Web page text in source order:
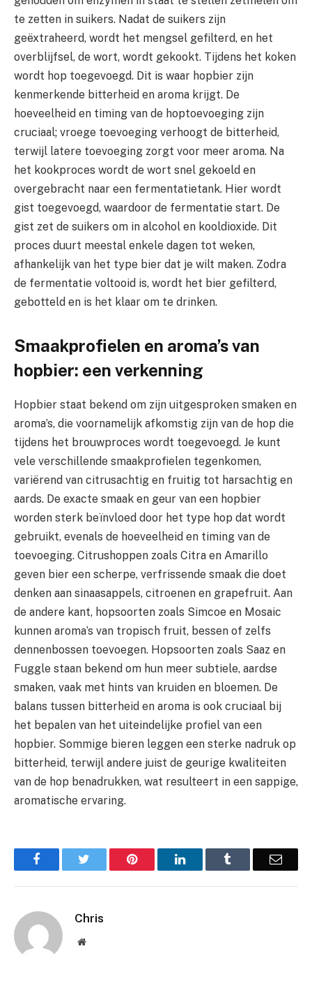
te zetten in suikers. Nadat de suikers zijn
geëxtraheerd, wordt het mengsel gefilterd, en het
overblijfsel, de wort, wordt gekookt. Tijdens het koken
wordt hop toegevoegd. Dit is waar hopbier zijn
kenmerkende bitterheid en aroma krijgt. De
hoeveelheid en timing van de hoptoevoeging zijn
cruciaal; vroege toevoeging verhoogt de bitterheid,
terwijl latere toevoeging zorgt voor meer aroma. Na
het kookproces wordt de wort snel gekoeld en
overgebracht naar een fermentatietank. Hier wordt
gist toegevoegd, waardoor de fermentatie start. De
gist zet de suikers om in alcohol en kooldioxide. Dit
proces duurt meestal enkele dagen tot weken,
afhankelijk van het type bier dat je wilt maken. Zodra
de fermentatie voltooid is, wordt het bier gefilterd,
gebotteld en is het klaar om te drinken.
Smaakprofielen en aroma’s van
hopbier: een verkenning
Hopbier staat bekend om zijn uitgesproken smaken en
aroma’s, die voornamelijk afkomstig zijn van de hop die
tijdens het brouwproces wordt toegevoegd. Je kunt
vele verschillende smaakprofielen tegenkomen,
variërend van citrusachtig en fruitig tot harsachtig en
aards. De exacte smaak en geur van een hopbier
worden sterk beïnvloed door het type hop dat wordt
gebruikt, evenals de hoeveelheid en timing van de
toevoeging. Citrushoppen zoals Citra en Amarillo
geven bier een scherpe, verfrissende smaak die doet
denken aan sinaasappels, citroenen en grapefruit. Aan
de andere kant, hopsoorten zoals Simcoe en Mosaic
kunnen aroma’s van tropisch fruit, bessen of zelfs
dennenbossen toevoegen. Hopsoorten zoals Saaz en
Fuggle staan bekend om hun meer subtiele, aardse
smaken, vaak met hints van kruiden en bloemen. De
balans tussen bitterheid en aroma is ook cruciaal bij
het bepalen van het uiteindelijke profiel van een
hopbier. Sommige bieren leggen een sterke nadruk op
bitterheid, terwijl andere juist de geurige kwaliteiten
van de hop benadrukken, wat resulteert in een sappige,
aromatische ervaring.
Facebook Pinterest LinkedIn Email
Chris
Website